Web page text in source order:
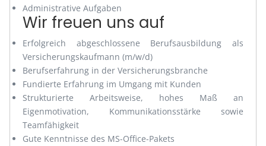
Administrative Aufgaben
Wir freuen uns auf
Erfolgreich abgeschlossene Berufsausbildung als
Versicherungskaufmann (m/w/d)
Berufserfahrung in der Versicherungsbranche
Fundierte Erfahrung im Umgang mit Kunden
Strukturierte Arbeitsweise, hohes Maß an
Eigenmotivation, Kommunikationsstärke sowie
Teamfähigkeit
Gute Kenntnisse des MS-Office-Pakets